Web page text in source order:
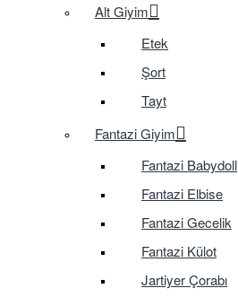
Alt Giyim
Etek
Şort
Tayt
Fantazi Giyim
Fantazi Babydoll
Fantazi Elbise
Fantazi Gecelik
Fantazi Külot
Jartiyer Çorabı